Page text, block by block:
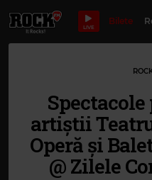
LIVE
Bilete
artiștii
Operă și
@ Zilele